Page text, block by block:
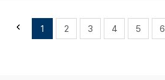
1 2 3 4 5 6